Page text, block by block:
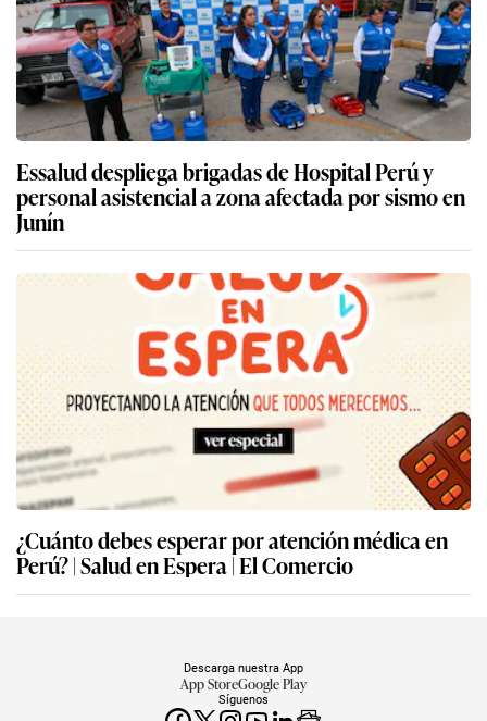
Essalud despliega brigadas de Hospital Perú y
personal asistencial a zona afectada por sismo en
Junín
¿Cuánto debes esperar por atención médica en
Perú? | Salud en Espera | El Comercio
Síguenos
Descarga nuestra App
Google Play
Empresa Editora El Comercio. Calle Paracas #532, Pueblo Libre. Copyright ©
Elcomercio.pe. Grupo El Comercio — Todos los derechos reservados
Miembro del Grupo de Diarios América